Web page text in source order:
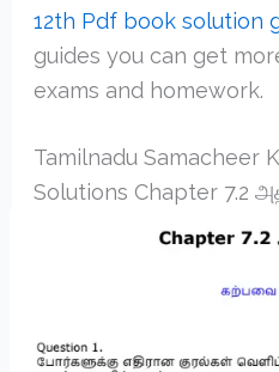
12th Pdf book solution
guides you can get
exams and homework.
Tamilnadu Samacheer
Solutions Chapter 7.2